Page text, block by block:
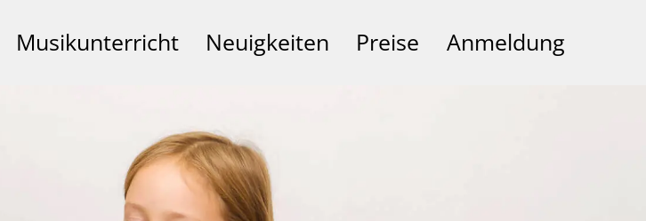
Musikunterricht Neuigkeiten Preise Anmeldung